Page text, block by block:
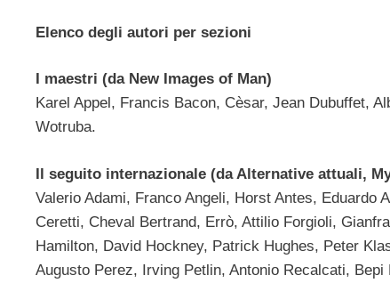
Elenco degli autori per sezioni
I maestri (da New Images of Man)
Karel Appel, Francis Bacon, Cèsar, Jean Dubuffet,
Wotruba.
Il seguito internazionale (da Alternative attuali,
Valerio Adami, Franco Angeli, Horst Antes,
Ceretti, Cheval Bertrand, Errò, Attilio Forgioli,
Hamilton, David Hockney, Patrick Hughes, Peter
Augusto Perez, Irving Petlin, Antonio Recalcati,